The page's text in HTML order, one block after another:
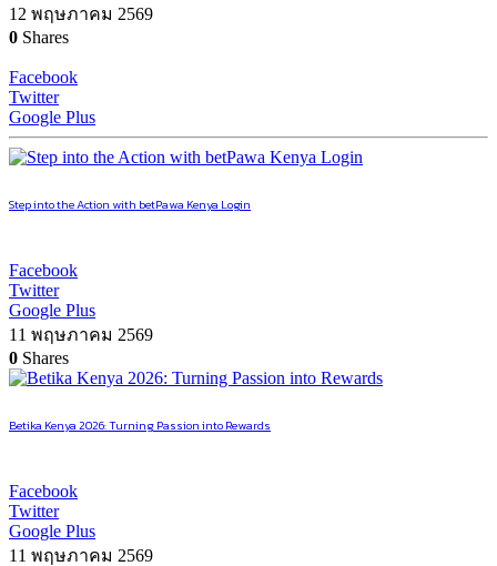
12 พฤษภาคม 2569
0 Shares
Facebook
Twitter
Google Plus
Step into the Action with betPawa Kenya Login
Facebook
Twitter
Google Plus
11 พฤษภาคม 2569
0 Shares
Betika Kenya 2026: Turning Passion into Rewards
Facebook
Twitter
Google Plus
11 พฤษภาคม 2569